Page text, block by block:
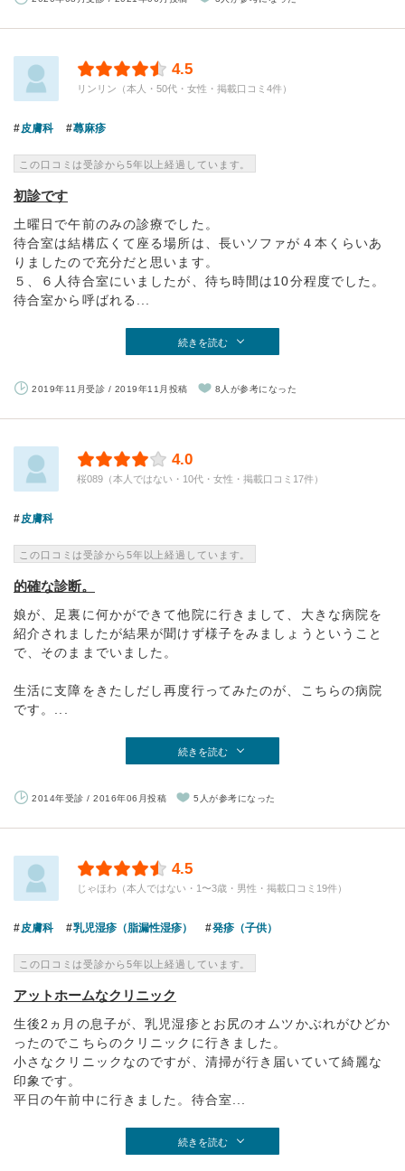
4.5
リンリン（本人・50代・女性・掲載口コミ4件）
皮膚科 蕁麻疹
この口コミは受診から5年以上経過しています。
初診です
土曜日で午前のみの診療でした。
待合室は結構広くて座る場所は、長いソファが４本くらいあ
りましたので充分だと思います。
５、６人待合室にいましたが、待ち時間は10分程度でした。
待合室から呼ばれる...
続きを読む
2019年11月受診 / 2019年11月投稿 8人が参考になった
4.0
桜089（本人ではない・10代・女性・掲載口コミ17件）
皮膚科
この口コミは受診から5年以上経過しています。
的確な診断。
娘が、足裏に何かができて他院に行きまして、大きな病院を
紹介されましたが結果が聞けず様子をみましょうということ
で、そのままでいました。
生活に支障をきたしだし再度行ってみたのが、こちらの病院
です。...
続きを読む
2014年受診 / 2016年06月投稿 5人が参考になった
4.5
じゃほわ（本人ではない・1〜3歳・男性・掲載口コミ19件）
皮膚科 乳児湿疹（脂漏性湿疹） 発疹（子供）
この口コミは受診から5年以上経過しています。
アットホームなクリニック
生後2ヵ月の息子が、乳児湿疹とお尻のオムツかぶれがひどか
ったのでこちらのクリニックに行きました。
小さなクリニックなのですが、清掃が行き届いていて綺麗な
印象です。
平日の午前中に行きました。待合室...
続きを読む